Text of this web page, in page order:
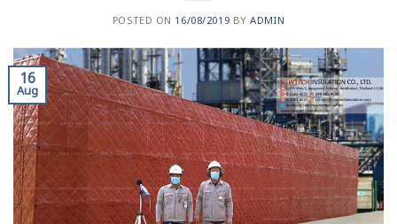
POSTED ON 16/08/2019 BYADMIN
16
Aug